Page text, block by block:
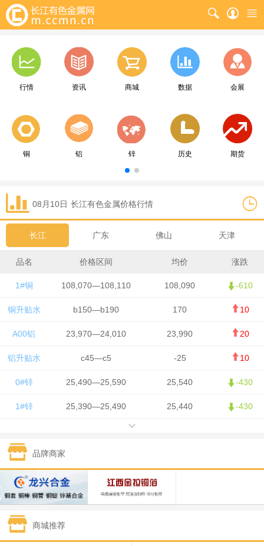
行情 资讯 商城 数据 会展
铜 铝 锌 历史 期货
08月10日 长江有色金属价格行情
长江 广东 佛山 天津
品名 价格区间 均价 涨跌
1#铜 108,070—108,110 108,090 -610
铜升贴水 b150—b190 170 10
A00铝 23,970—24,010 23,990 20
铝升贴水 c45—c5 -25 10
0#锌 25,490—25,590 25,540 -430
1#锌 25,390—25,490 25,440 -430
1#锡 426,500—428,500
1#镍 130,050—131,650
1#白银 15,405—15,415 15,410 305
钯金
品牌商家
商城推荐